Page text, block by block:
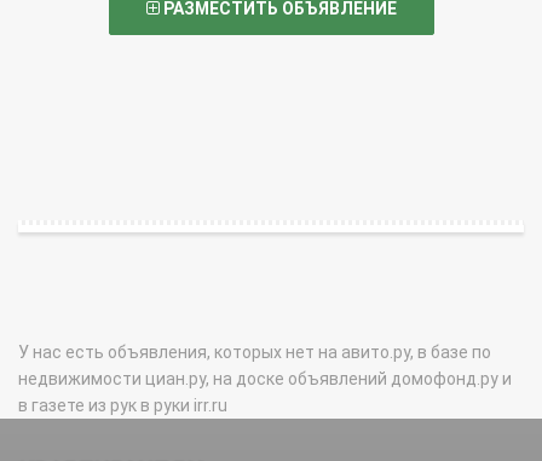
РАЗМЕСТИТЬ ОБЪЯВЛЕНИЕ
У нас есть объявления, которых нет на авито.ру, в базе по
недвижимости циан.ру, на доске объявлений домофонд.ру и
в газете из рук в руки irr.ru